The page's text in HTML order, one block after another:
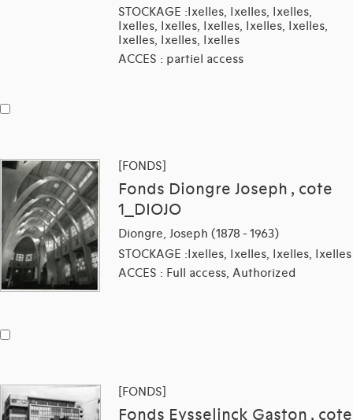
STOCKAGE :Ixelles, Ixelles, Ixelles,
Ixelles, Ixelles, Ixelles, Ixelles, Ixelles,
Ixelles, Ixelles, Ixelles
ACCES : partiel access
[FONDS]
Fonds Diongre Joseph , cote
1_DIOJO
Diongre, Joseph (1878 - 1963)
STOCKAGE :Ixelles, Ixelles, Ixelles, Ixelles
ACCES : Full access, Authorized
[FONDS]
Fonds Eysselinck Gaston , cote